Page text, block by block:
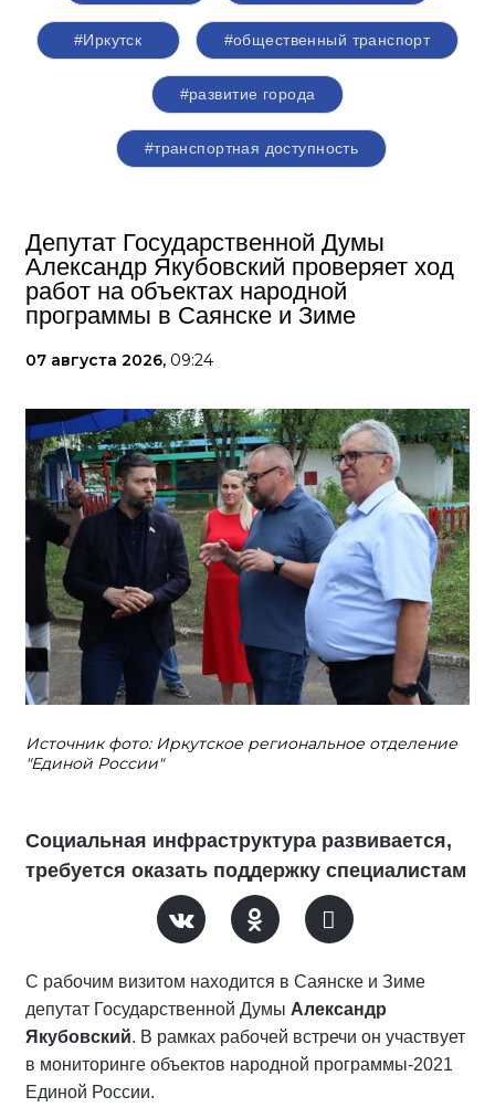
#Иркутск #общественный транспорт
#развитие города
#транспортная доступность
Депутат Государственной Думы
Александр Якубовский проверяет ход
работ на объектах народной
программы в Саянске и Зиме
07 августа 2026, 09:24
Источник фото: Иркутское региональное отделение
"Единой России"
Социальная инфраструктура развивается,
требуется оказать поддержку специалистам
С рабочим визитом находится в Саянске и Зиме
депутат Государственной Думы Александр
Якубовский. В рамках рабочей встречи он участвует
в мониторинге объектов народной программы-2021
Единой России.